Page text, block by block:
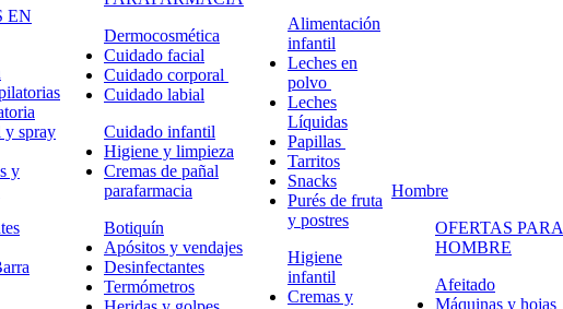
EN
y spray
y
Dermocosmética
Cuidado facial
Cuidado corporal
Cuidado labial
Cuidado infantil
Higiene y limpieza
Cremas de pañal
parafarmacia
Botiquín
Apósitos y vendajes
Desinfectantes
Termómetros
Alimentación
infantil
Leches en
polvo
Leches
Líquidas
Papillas
Tarritos
Snacks
Purés de fruta
y postres
Higiene
infantil
Cremas y
Hombre
OFERTAS PARA
HOMBRE
Afeitado
Máquinas y hojas